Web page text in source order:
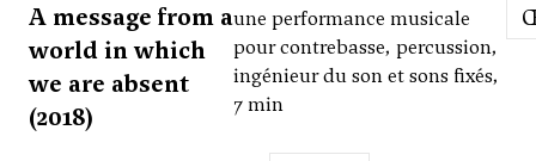
A message from a
world in which
we are absent
(2018)
une performance musicale
pour contrebasse, percussion,
ingénieur du son et sons fixés,
7 min